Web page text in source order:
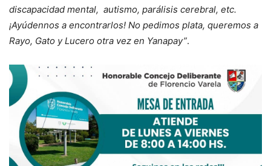
discapacidad mental, autismo, parálisis cerebral, etc.
¡Ayúdennos a encontrarlos! No pedimos plata, queremos a
Rayo, Gato y Lucero otra vez en Yanapay”.